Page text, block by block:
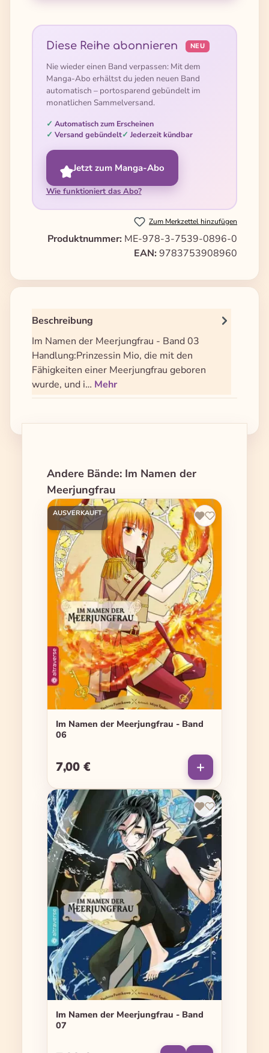
Diese Reihe abonnieren NEU
Nie wieder einen Band verpassen: Mit dem
Manga-Abo erhältst du jeden neuen Band
automatisch – portosparend gebündelt im
monatlichen Sammelversand.
Automatisch zum Erscheinen
Versand gebündelt
Jederzeit kündbar
Jetzt zum Manga-Abo
Wie funktioniert das Abo?
Zum Merkzettel hinzufügen
Produktnummer: ME-978-3-7539-0896-0
EAN: 9783753908960
Beschreibung
Im Namen der Meerjungfrau - Band 03
Handlung:Prinzessin Mio, die mit den
Fähigkeiten einer Meerjungfrau geboren
wurde, und i… Mehr
Produktgalerie überspringen
Andere Bände: Im Namen der
Meerjungfrau
AUSVERKAUFT
Im Namen der Meerjungfrau - Band
06
Regulärer Preis:
7,00 €
Im Namen der Meerjungfrau - Band
07